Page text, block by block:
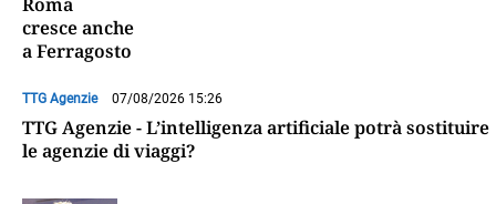
cresce anche
a Ferragosto
TTG Agenzie 07/08/2026 15:26
TTG Agenzie - L’intelligenza artificiale potrà sostituire
le agenzie di viaggi?